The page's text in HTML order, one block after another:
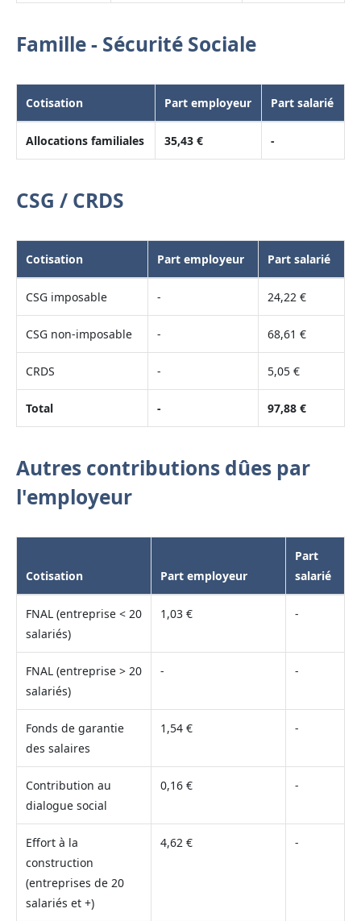
Famille - Sécurité Sociale
Cotisation Part employeur Part salarié
Allocations familiales 35,43 € -
CSG / CRDS
Cotisation Part employeur Part salarié
CSG imposable - 24,22 €
CSG non-imposable - 68,61 €
CRDS - 5,05 €
Total - 97,88 €
Autres contributions dûes par
l'employeur
Cotisation Part employeur
Part
salarié
FNAL (entreprise < 20
salariés)
1,03 € -
FNAL (entreprise > 20
salariés)
- -
Fonds de garantie
des salaires
1,54 € -
Contribution au
dialogue social
0,16 € -
Effort à la
construction
(entreprises de 20
salariés et +)
4,62 € -